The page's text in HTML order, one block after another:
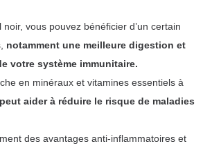
noir, vous pouvez bénéficier d’un certain
notamment une meilleure digestion et
votre système immunitaire.
en minéraux et vitamines essentiels à
aider à réduire le risque de maladies
des avantages anti-inflammatoires et